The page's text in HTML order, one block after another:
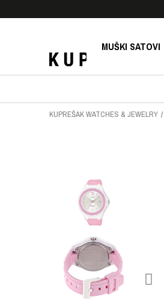
MUŠKI SATOVI
KUPREŠAK WATCHES & JEWELRY